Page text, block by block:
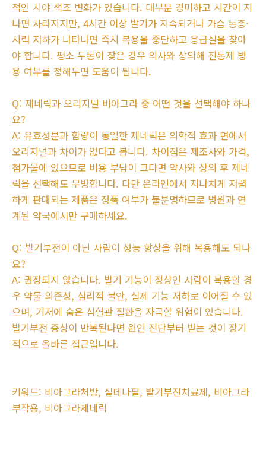
적인 시야 색조 변화가 있습니다. 대부분 경미하고 시간이 지
나면 사라지지만, 4시간 이상 발기가 지속되거나 가슴 통증·
시력 저하가 나타나면 즉시 복용을 중단하고 응급실을 찾아
야 합니다. 평소 두통이 잦은 경우 의사와 상의해 진통제 병
용 여부를 정해두면 도움이 됩니다.
Q: 제네릭과 오리지널 비아그라 중 어떤 것을 선택해야 하나
요?
A: 유효성분과 함량이 동일한 제네릭은 의학적 효과 면에서
오리지널과 차이가 없다고 봅니다. 차이점은 제조사와 가격,
첨가물에 있으므로 비용 부담이 크다면 약사와 상의 후 제네
릭을 선택해도 무방합니다. 다만 온라인에서 지나치게 저렴
하게 판매되는 제품은 정품 여부가 불분명하므로 병원과 연
계된 약국에서만 구매하세요.
Q: 발기부전이 아닌 사람이 성능 향상을 위해 복용해도 되나
요?
A: 권장되지 않습니다. 발기 기능이 정상인 사람이 복용할 경
우 약물 의존성, 심리적 불안, 실제 기능 저하로 이어질 수 있
으며, 기저에 숨은 심혈관 질환을 자극할 위험이 있습니다.
발기부전 증상이 반복된다면 원인 진단부터 받는 것이 장기
적으로 올바른 접근입니다.
키워드: 비아그라처방, 실데나필, 발기부전치료제, 비아그라
부작용, 비아그라제네릭